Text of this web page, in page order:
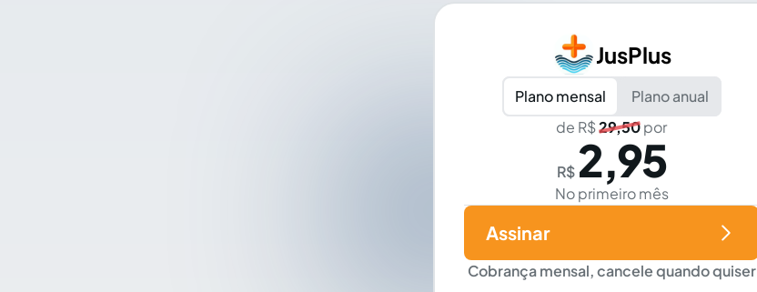
JusPlus
Plano mensal
Plano anual
de R$29,50por
R$ 2,95
No primeiro mês
Cobrança mensal, cancele quando quiser
Assinar